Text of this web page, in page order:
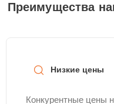
Преимущества
Низкие цены
Конкурентные цены